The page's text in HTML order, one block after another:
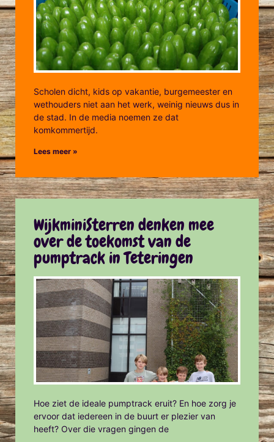
Scholen dicht, kids op vakantie, burgemeester en
wethouders niet aan het werk, weinig nieuws dus in
de stad. In de media noemen ze dat
komkommertijd.
Lees meer »
WijkminiSterren denken mee
over de toekomst van de
pumptrack in Teteringen
Hoe ziet de ideale pumptrack eruit? En hoe zorg je
ervoor dat iedereen in de buurt er plezier van
heeft? Over die vragen gingen de